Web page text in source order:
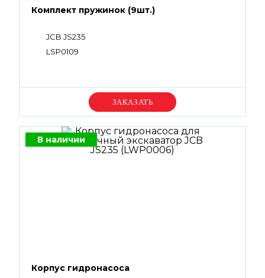
Комплект пружинок (9шт.)
JCB JS235
LSP0109
Уточняйте цену
В наличии
Корпус гидронасоса